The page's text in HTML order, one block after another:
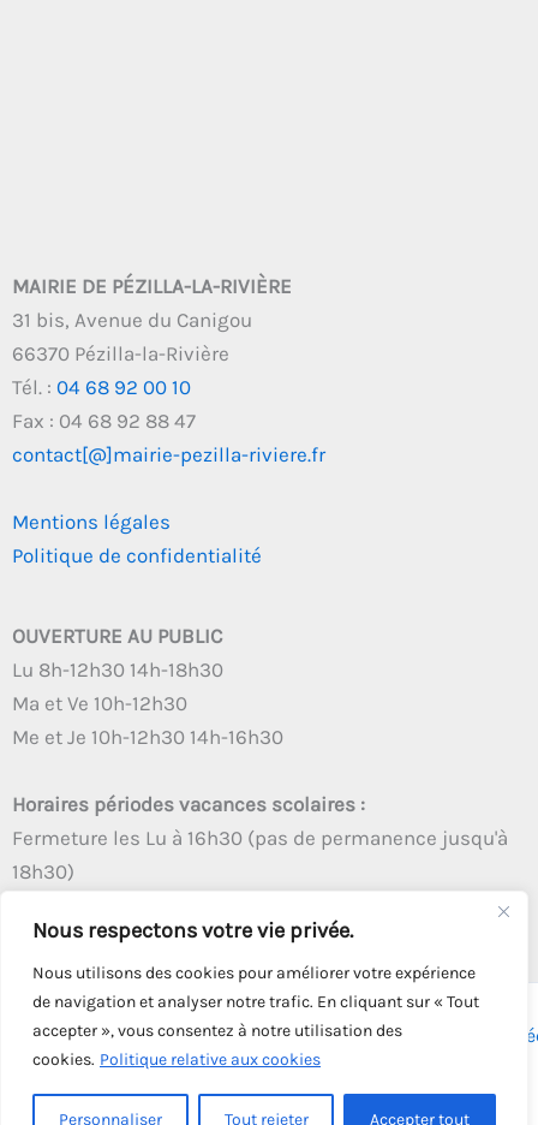
Nous respectons votre vie privée.
Nous utilisons des cookies pour améliorer votre expérience
de navigation et analyser notre trafic. En cliquant sur « Tout
accepter », vous consentez à notre utilisation des
cookies. Politique relative aux cookies
Personnaliser Tout rejeter Accepter tout
MAIRIE DE PÉZILLA-LA-RIVIÈRE
31 bis, Avenue du Canigou
66370 Pézilla-la-Rivière
Tél. : 04 68 92 00 10
Fax : 04 68 92 88 47
contact[@]mairie-pezilla-riviere.fr
Mentions légales
Politique de confidentialité
OUVERTURE AU PUBLIC
Lu 8h-12h30 14h-18h30
Ma et Ve 10h-12h30
Me et Je 10h-12h30 14h-16h30
Horaires périodes vacances scolaires :
Fermeture les Lu à 16h30 (pas de permanence jusqu'à
18h30)
Copyright © 2026 - Tous droits réservés - | Webmaster
Solution